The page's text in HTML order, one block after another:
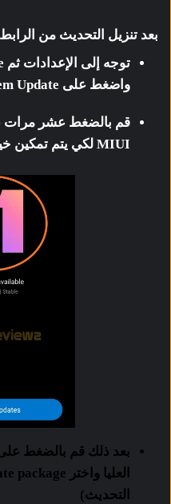
بعد تنزيل التحديث من الرابط
واضغط على System Update (تحديث النظام)
قم بالضغط عشر مرات
MIUI لكي يتم تمكين خيار التثبيت اليدوي
بعد ذلك قم بالضغط على
التحديث)